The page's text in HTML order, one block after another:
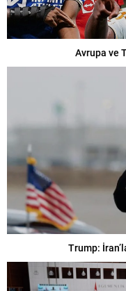
Avrupa ve
Trump: